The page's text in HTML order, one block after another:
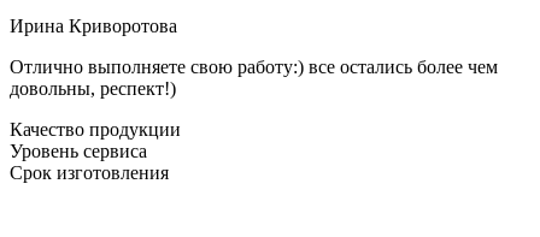
Ирина Криворотова
Отлично выполняете свою работу:) все остались более чем
довольны, респект!)
Качество продукции
Уровень сервиса
Срок изготовления